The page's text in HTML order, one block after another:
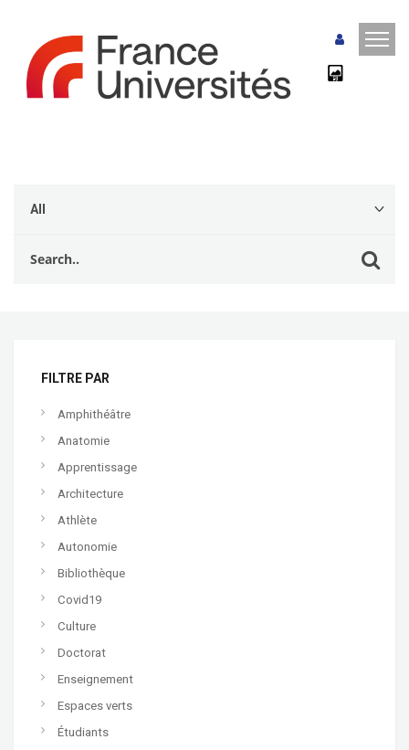
FILTRE PAR
Amphithéâtre
Anatomie
Apprentissage
Architecture
Athlète
Autonomie
Bibliothèque
Covid19
Culture
Doctorat
Enseignement
Espaces verts
Étudiants